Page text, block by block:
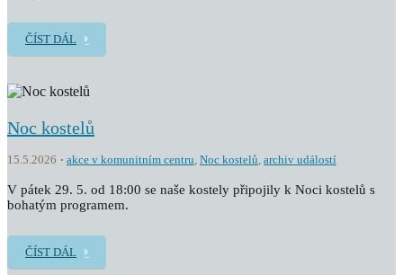
ČÍST DÁL
Noc kostelů
15.5.2026 akce v komunitním centru, Noc kostelů, archiv událostí
V pátek 29. 5. od 18:00 se naše kostely připojily k Noci kostelů s
bohatým programem.
ČÍST DÁL